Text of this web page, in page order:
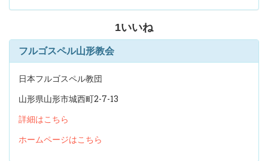
1いいね
フルゴスペル山形教会
日本フルゴスペル教団
山形県山形市城西町2-7-13
詳細はこちら
ホームページはこちら